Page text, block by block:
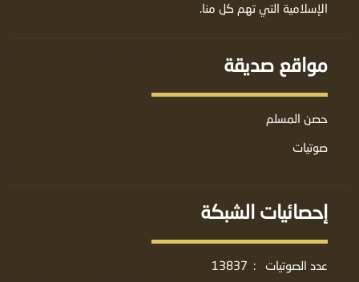
الإسلامية التي تهم كل منا.
مواقع صديقة
حصن المسلم
صوتيات
إحصائيات الشبكة
عدد الصوتيات :
13837